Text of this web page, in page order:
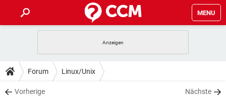
MENU
ANDROID
WINDOWS 10
TIPPS & TRICKS
SPIELE
DOWNLOADS
Forum Linux/Unix
Vorherige Nächste